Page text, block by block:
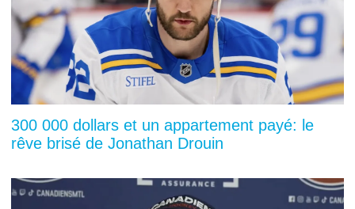
300 000 dollars et un appartement payé: le
rêve brisé de Jonathan Drouin